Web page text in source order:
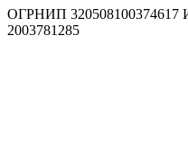
ОГРНИП
2003781285